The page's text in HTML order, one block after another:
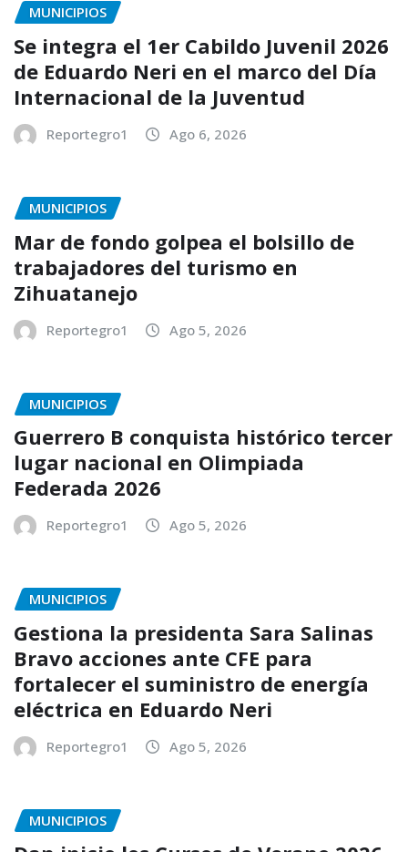
MUNICIPIOS
Se integra el 1er Cabildo Juvenil 2026
de Eduardo Neri en el marco del Día
Internacional de la Juventud
Reportegro1 Ago 6, 2026
MUNICIPIOS
Mar de fondo golpea el bolsillo de
trabajadores del turismo en
Zihuatanejo
Reportegro1 Ago 5, 2026
MUNICIPIOS
Guerrero B conquista histórico tercer
lugar nacional en Olimpiada
Federada 2026
Reportegro1 Ago 5, 2026
MUNICIPIOS
Gestiona la presidenta Sara Salinas
Bravo acciones ante CFE para
fortalecer el suministro de energía
eléctrica en Eduardo Neri
Reportegro1 Ago 5, 2026
MUNICIPIOS